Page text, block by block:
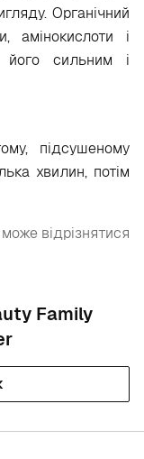
Органічний
амінокислоти і
його сильним і
підсушеному
хвилин, потім
відрізнятися
Family